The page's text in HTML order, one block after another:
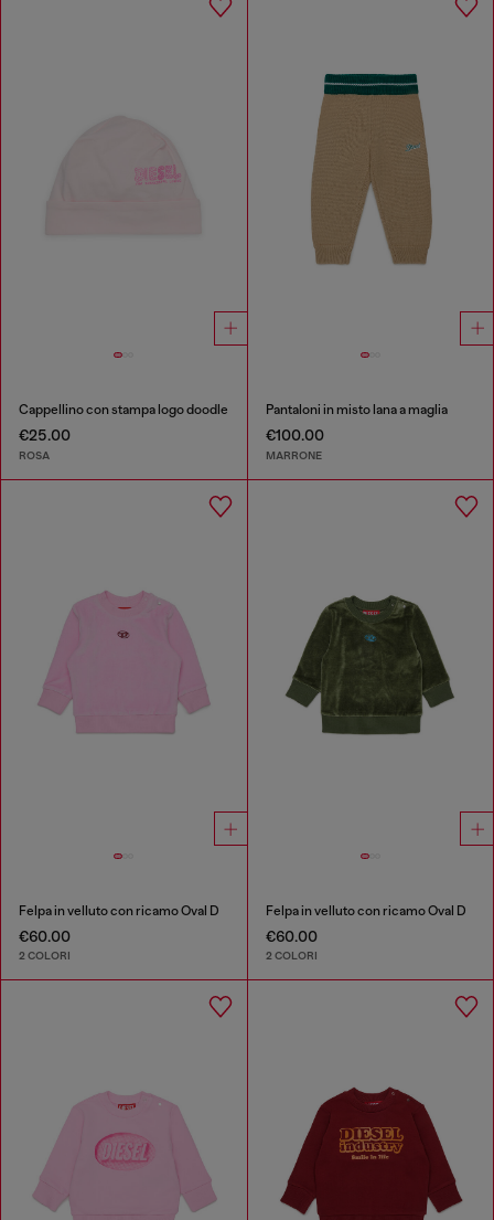
Cappellino con stampa logo doodle
€25.00
ROSA
Pantaloni in misto lana a maglia
€100.00
MARRONE
Felpa in velluto con ricamo Oval D
€60.00
2 COLORI
Felpa in velluto con ricamo Oval D
€60.00
2 COLORI